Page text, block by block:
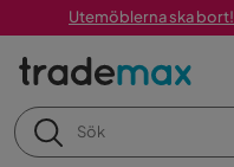
Utemöblerna ska bort!